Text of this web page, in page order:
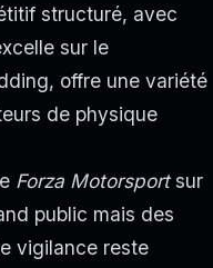
structuré, avec
sur le
offre une variété
de physique
Forza Motorsportsur
public mais des
vigilance reste